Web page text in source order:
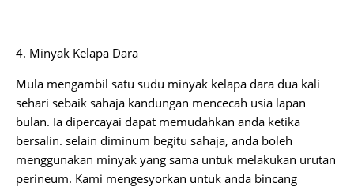
4. Minyak Kelapa Dara
Mula mengambil satu sudu minyak kelapa dara dua kali
sehari sebaik sahaja kandungan mencecah usia lapan
bulan. Ia dipercayai dapat memudahkan anda ketika
bersalin. selain diminum begitu sahaja, anda boleh
menggunakan minyak yang sama untuk melakukan urutan
perineum. Kami mengesyorkan untuk anda bincang